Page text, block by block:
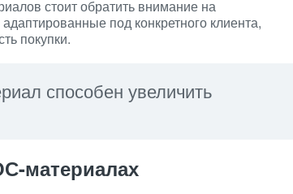
стоит обратить внимание на
под конкретного клиента,
покупки.
способен увеличить
материалах